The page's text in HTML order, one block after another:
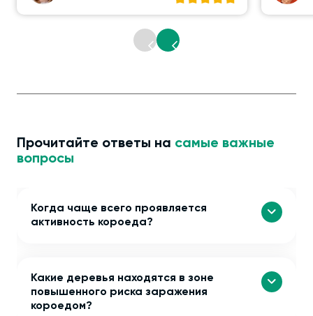
Прочитайте ответы на самые важные
вопросы
Когда чаще всего проявляется
активность короеда?
Какие деревья находятся в зоне
повышенного риска заражения
короедом?